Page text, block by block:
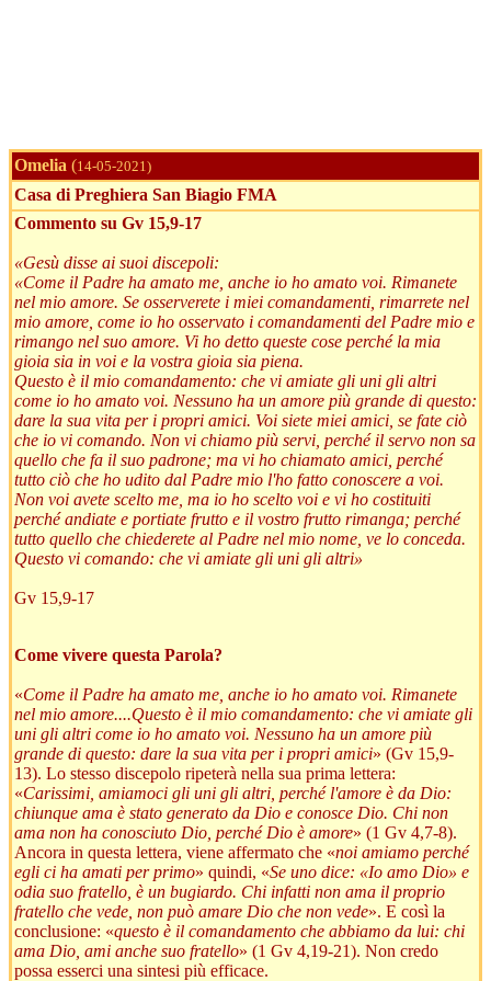
Omelia (14-05-2021)
Casa di Preghiera San Biagio FMA
Commento su Gv 15,9-17
«Gesù disse ai suoi discepoli:
«Come il Padre ha amato me, anche io ho amato voi. Rimanete
nel mio amore. Se osserverete i miei comandamenti, rimarrete nel
mio amore, come io ho osservato i comandamenti del Padre mio e
rimango nel suo amore. Vi ho detto queste cose perché la mia
gioia sia in voi e la vostra gioia sia piena.
Questo è il mio comandamento: che vi amiate gli uni gli altri
come io ho amato voi. Nessuno ha un amore più grande di questo:
dare la sua vita per i propri amici. Voi siete miei amici, se fate ciò
che io vi comando. Non vi chiamo più servi, perché il servo non sa
quello che fa il suo padrone; ma vi ho chiamato amici, perché
tutto ciò che ho udito dal Padre mio l'ho fatto conoscere a voi.
Non voi avete scelto me, ma io ho scelto voi e vi ho costituiti
perché andiate e portiate frutto e il vostro frutto rimanga; perché
tutto quello che chiederete al Padre nel mio nome, ve lo conceda.
Questo vi comando: che vi amiate gli uni gli altri»
Gv 15,9-17
Come vivere questa Parola?
«Come il Padre ha amato me, anche io ho amato voi. Rimanete
nel mio amore....Questo è il mio comandamento: che vi amiate gli
uni gli altri come io ho amato voi. Nessuno ha un amore più
grande di questo: dare la sua vita per i propri amici» (Gv 15,9-
13). Lo stesso discepolo ripeterà nella sua prima lettera:
«Carissimi, amiamoci gli uni gli altri, perché l'amore è da Dio:
chiunque ama è stato generato da Dio e conosce Dio. Chi non
ama non ha conosciuto Dio, perché Dio è amore» (1 Gv 4,7-8).
Ancora in questa lettera, viene affermato che «noi amiamo perché
egli ci ha amati per primo» quindi, «Se uno dice: «Io amo Dio» e
odia suo fratello, è un bugiardo. Chi infatti non ama il proprio
fratello che vede, non può amare Dio che non vede». E così la
conclusione: «questo è il comandamento che abbiamo da lui: chi
ama Dio, ami anche suo fratello» (1 Gv 4,19-21). Non credo
possa esserci una sintesi più efficace.